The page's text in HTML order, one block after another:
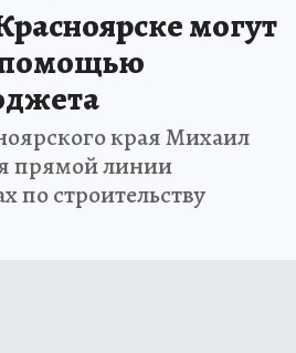
могут
помощью
края Михаил
прямой линии
по строительству